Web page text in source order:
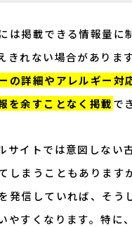
は掲載できる情報量に
きれない場合がありま
の詳細やアレルギー対
を余すことなく掲載で
サイトでは意図しない
しまうこともあります
発信していれば、そう
やすくなります。特に